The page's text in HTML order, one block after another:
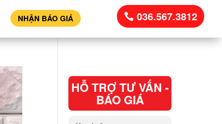
NHẬN BÁO GIÁ 036.567.3812
HỖ TRỢ TƯ VẤN -
BÁO GIÁ